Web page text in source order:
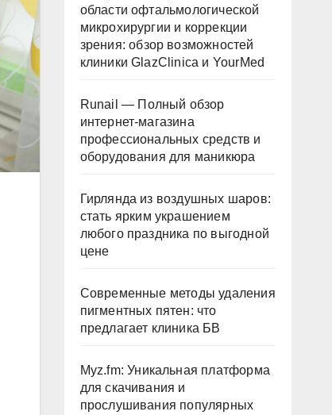
области офтальмологической
микрохирургии и коррекции
зрения: обзор возможностей
клиники GlazClinica и YourMed
Runail — Полный обзор
интернет-магазина
профессиональных средств и
оборудования для маникюра
Гирлянда из воздушных шаров:
стать ярким украшением
любого праздника по выгодной
цене
Современные методы удаления
пигментных пятен: что
предлагает клиника БВ
Myz.fm: Уникальная платформа
для скачивания и
прослушивания популярных